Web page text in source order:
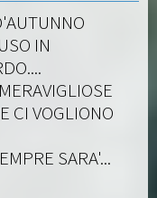
IN
CI VOGLIONO
SARA'...